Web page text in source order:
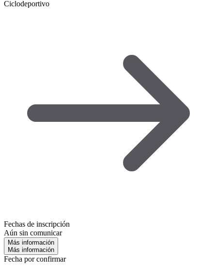
Ciclodeportivo
Fechas de inscripción
Aún sin comunicar
Más información
Más información
Fecha por confirmar